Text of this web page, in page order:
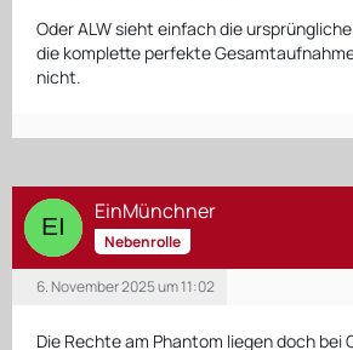
Oder ALW sieht einfach die
die komplette perfekte
nicht.
EinMünchner
Nebenrolle
6. November 2025 um 11:02
Die Rechte am Phantom liegen doch bei